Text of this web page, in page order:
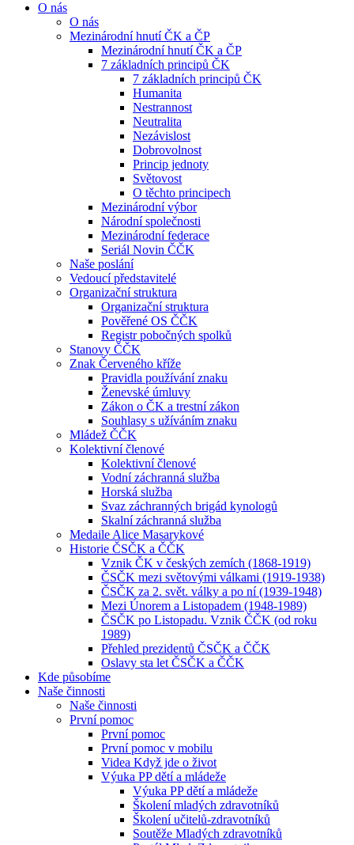
O nás
O nás
Mezinárodní hnutí ČK a ČP
Mezinárodní hnutí ČK a ČP
7 základních principů ČK
7 základních principů ČK
Humanita
Nestrannost
Neutralita
Nezávislost
Dobrovolnost
Princip jednoty
Světovost
O těchto principech
Mezinárodní výbor
Národní společnosti
Mezinárodní federace
Seriál Novin ČČK
Naše poslání
Vedoucí představitelé
Organizační struktura
Organizační struktura
Pověřené OS ČČK
Registr pobočných spolků
Stanovy ČČK
Znak Červeného kříže
Pravidla používání znaku
Ženevské úmluvy
Zákon o ČK a trestní zákon
Souhlasy s užíváním znaku
Mládež ČČK
Kolektivní členové
Kolektivní členové
Vodní záchranná služba
Horská služba
Svaz záchranných brigád kynologů
Skalní záchranná služba
Medaile Alice Masarykové
Historie ČSČK a ČČK
Vznik ČK v českých zemích (1868-1919)
ČSČK mezi světovými válkami (1919-1938)
ČSČK za 2. svět. války a po ní (1939-1948)
Mezi Únorem a Listopadem (1948-1989)
ČSČK po Listopadu. Vznik ČČK (od roku
1989)
Přehled prezidentů ČSČK a ČČK
Oslavy sta let ČSČK a ČČK
Kde působíme
Naše činnosti
Naše činnosti
První pomoc
První pomoc
První pomoc v mobilu
Videa Když jde o život
Výuka PP dětí a mládeže
Výuka PP dětí a mládeže
Školení mladých zdravotníků
Školení učitelů-zdravotníků
Soutěže Mladých zdravotníků